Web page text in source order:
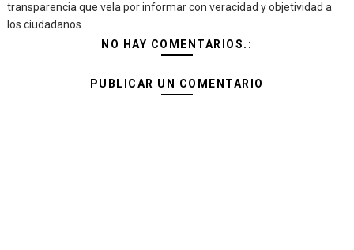
transparencia que vela por informar con veracidad y objetividad a
los ciudadanos.
NO HAY COMENTARIOS.:
PUBLICAR UN COMENTARIO